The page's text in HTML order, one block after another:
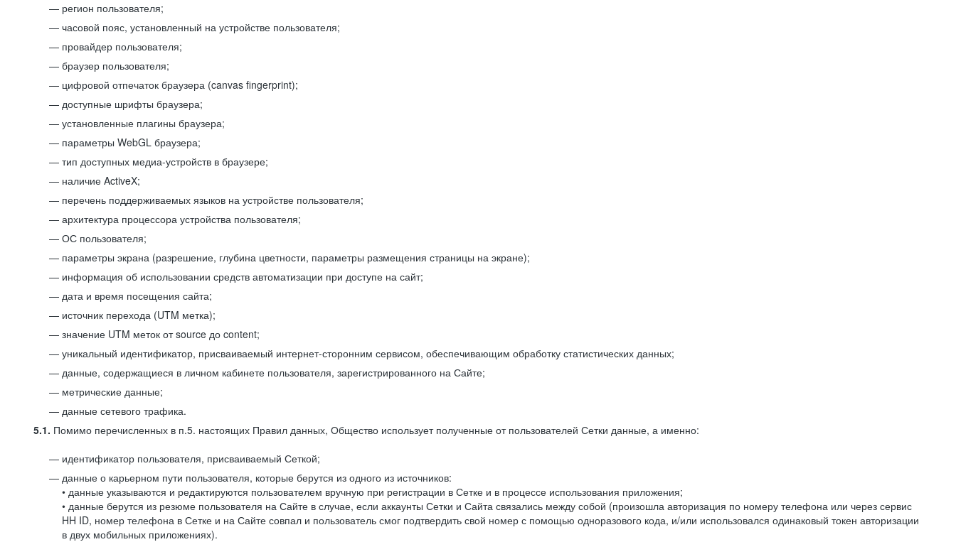
регион пользователя;
часовой пояс, установленный на устройстве пользователя;
провайдер пользователя;
браузер пользователя;
цифровой отпечаток браузера (canvas fingerprint);
доступные шрифты браузера;
установленные плагины браузера;
параметры WebGL браузера;
тип доступных медиа-устройств в браузере;
наличие ActiveX;
перечень поддерживаемых языков на устройстве пользователя;
архитектура процессора устройства пользователя;
ОС пользователя;
параметры экрана (разрешение, глубина цветности, параметры размещения страницы на экране);
информация об использовании средств автоматизации при доступе на сайт;
дата и время посещения сайта;
источник перехода (UTM метка);
значение UTM меток от source до content;
уникальный идентификатор, присваиваемый интернет-сторонним сервисом, обеспечивающим обработку статистических данных;
данные, содержащиеся в личном кабинете пользователя, зарегистрированного на Сайте;
метрические данные;
данные сетевого трафика.
5.1. Помимо перечисленных в п.5. настоящих Правил данных, Общество использует полученные от пользователей Сетки данные, а именно:
идентификатор пользователя, присваиваемый Сеткой;
данные о карьерном пути пользователя, которые берутся из одного из источников:
• данные указываются и редактируются пользователем вручную при регистрации в Сетке и в процессе использования приложения;
• данные берутся из резюме пользователя на Сайте в случае, если аккаунты Сетки и Сайта связались между собой (произошла авторизация по номеру телефона или через сервис
HH ID, номер телефона в Сетке и на Сайте совпал и пользователь смог подтвердить свой номер с помощью одноразового кода, и/или использовался одинаковый токен авторизации
в двух мобильных приложениях).